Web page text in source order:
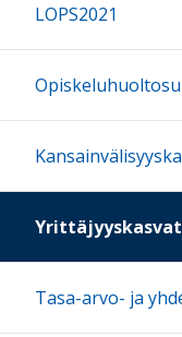
LOPS2021
Tasa-arvo- ja